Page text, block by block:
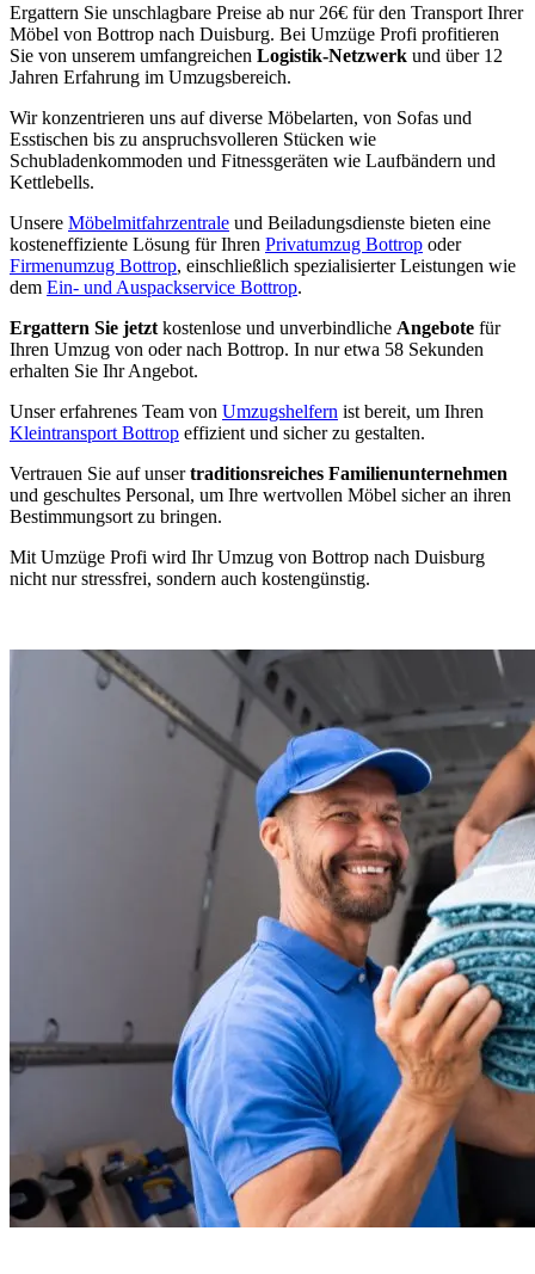
Ergattern Sie unschlagbare Preise ab nur 26€ für den Transport Ihrer
Möbel von Bottrop nach Duisburg. Bei Umzüge Profi profitieren
Sie von unserem umfangreichen Logistik-Netzwerk und über 12
Jahren Erfahrung im Umzugsbereich.
Wir konzentrieren uns auf diverse Möbelarten, von Sofas und
Esstischen bis zu anspruchsvolleren Stücken wie
Schubladenkommoden und Fitnessgeräten wie Laufbändern und
Kettlebells.
Unsere Möbelmitfahrzentrale und Beiladungsdienste bieten eine
kosteneffiziente Lösung für Ihren Privatumzug Bottrop oder
Firmenumzug Bottrop, einschließlich spezialisierter Leistungen wie
dem Ein- und Auspackservice Bottrop.
Ergattern Sie jetzt kostenlose und unverbindliche Angebote für
Ihren Umzug von oder nach Bottrop. In nur etwa 58 Sekunden
erhalten Sie Ihr Angebot.
Unser erfahrenes Team von Umzugshelfern ist bereit, um Ihren
Kleintransport Bottrop effizient und sicher zu gestalten.
Vertrauen Sie auf unsertraditionsreiches Familienunternehmen
und geschultes Personal, um Ihre wertvollen Möbel sicher an ihren
Bestimmungsort zu bringen.
Mit Umzüge Profi wird Ihr Umzug von Bottrop nach Duisburg
nicht nur stressfrei, sondern auch kostengünstig.